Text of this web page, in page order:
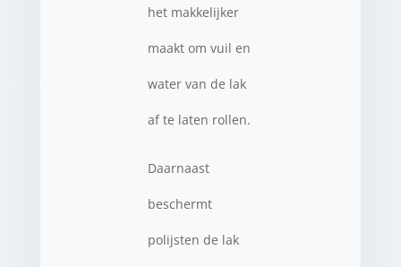
het makkelijker
maakt om vuil en
water van de lak
af te laten rollen.
Daarnaast
beschermt
polijsten de lak